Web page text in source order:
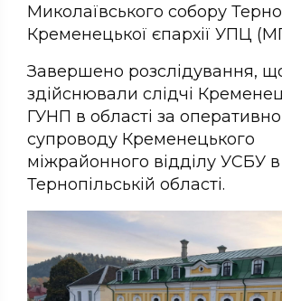
Миколаївського собору
Кременецької єпархії УПЦ
Завершено розслідування,
здійснювали слідчі
ГУНП в області за
супроводу Кременецького
міжрайонного відділу УСБУ в
Тернопільській області.